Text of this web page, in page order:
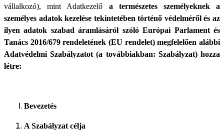
vállalkozó), mint Adatkezelő a természetes személyeknek a
személyes adatok kezelése tekintetében történő védelméről és az
ilyen adatok szabad áramlásáról szóló Európai Parlament és
Tanács 2016/679 rendeletének (EU rendelet) megfelelően alábbi
Adatvédelmi Szabályzatot (a továbbiakban: Szabályzat) hozza
létre:
Bevezetés
A Szabályzat célja